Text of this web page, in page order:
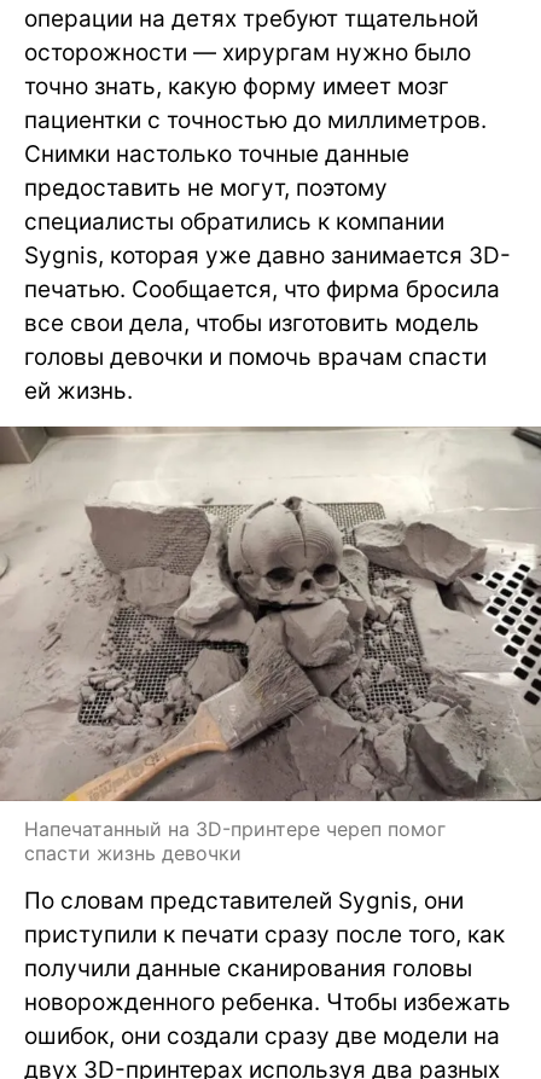
операции на детях требуют тщательной
осторожности — хирургам нужно было
точно знать, какую форму имеет мозг
пациентки с точностью до миллиметров.
Снимки настолько точные данные
предоставить не могут, поэтому
специалисты обратились к компании
Sygnis, которая уже давно занимается 3D-
печатью. Сообщается, что фирма бросила
все свои дела, чтобы изготовить модель
головы девочки и помочь врачам спасти
ей жизнь.
Напечатанный на 3D-принтере череп помог
спасти жизнь девочки
По словам представителей Sygnis, они
приступили к печати сразу после того, как
получили данные сканирования головы
новорожденного ребенка. Чтобы избежать
ошибок, они создали сразу две модели на
двух 3D-принтерах используя два разных